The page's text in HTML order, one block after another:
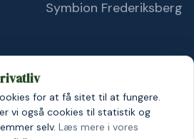
Symbion Frederiksberg
Persondatapolitik Cookiepolitik
for at få sitet til at fungere.
vi også cookies til statistik og
selv. Læs mere i vores